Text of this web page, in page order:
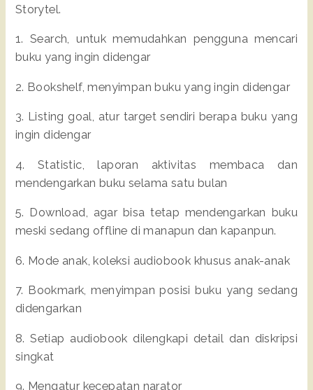
Storytel.
1. Search, untuk memudahkan pengguna mencari
buku yang ingin didengar
2. Bookshelf, menyimpan buku yang ingin didengar
3. Listing goal, atur target sendiri berapa buku yang
ingin didengar
4. Statistic, laporan aktivitas membaca dan
mendengarkan buku selama satu bulan
5. Download, agar bisa tetap mendengarkan buku
meski sedang offline di manapun dan kapanpun.
6. Mode anak, koleksi audiobook khusus anak-anak
7. Bookmark, menyimpan posisi buku yang sedang
didengarkan
8. Setiap audiobook dilengkapi detail dan diskripsi
singkat
9. Mengatur kecepatan narator